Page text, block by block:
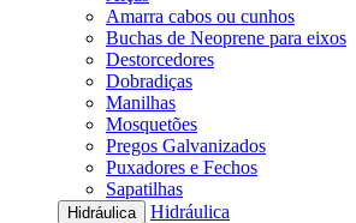
Amarra cabos ou cunhos
Buchas de Neoprene para eixos
Destorcedores
Dobradiças
Manilhas
Mosquetões
Pregos Galvanizados
Puxadores e Fechos
Sapatilhas
Hidráulica
Hidráulica